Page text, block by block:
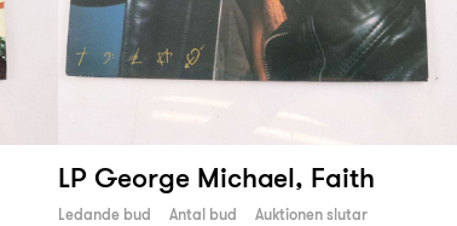
LP George Michael, Faith
Ledande bud Antal bud Auktionen slutar